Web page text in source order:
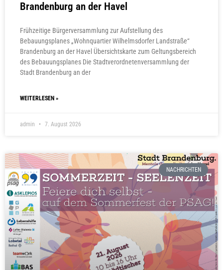
Brandenburg an der Havel
Frühzeitige Bürgerversammlung zur Aufstellung des
Bebauungsplanes „Wohnquartier Wilhelmsdorfer Landstraße“
Brandenburg an der Havel Übersichtskarte zum Geltungsbereich
des Bebauungsplanes Die Stadtverordnetenversammlung der
Stadt Brandenburg an der
WEITERLESEN »
admin 7. August 2026
NACHRICHTEN